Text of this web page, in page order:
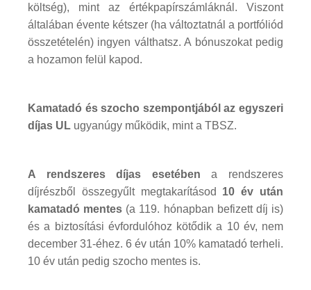
költség), mint az értékpapírszámláknál. Viszont
általában évente kétszer (ha változtatnál a portfóliód
összetételén) ingyen válthatsz. A bónuszokat pedig
a hozamon felül kapod.
Kamatadó és szocho szempontjából az egyszeri
díjas UL ugyanúgy működik, mint a TBSZ.
A rendszeres díjas esetében a rendszeres
díjrészből összegyűlt megtakarításod 10 év után
kamatadó mentes (a 119. hónapban befizett díj is)
és a biztosítási évfordulóhoz kötődik a 10 év, nem
december 31-éhez. 6 év után 10% kamatadó terheli.
10 év után pedig szocho mentes is.